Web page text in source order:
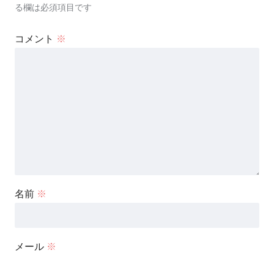
る欄は必須項目です
コメント ※
名前 ※
メール ※